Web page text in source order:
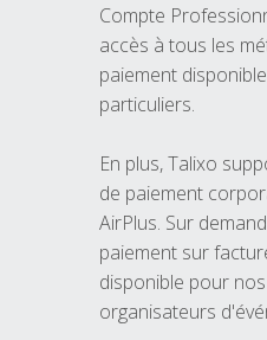
Compte
accès à tous les
paiement
particuliers.
En plus, Talixo
de paiement
AirPlus. Sur
paiement sur
disponible pour
organisateurs